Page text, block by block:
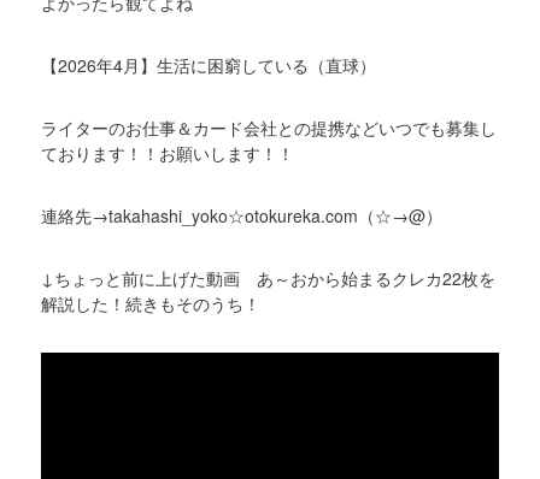
【2026年4月】生活に困窮している（直球）
ライターのお仕事＆カード会社との提携などいつでも募集し
ております！！お願いします！！
連絡先→takahashi_yoko☆otokureka.com（☆→@）
↓ちょっと前に上げた動画 あ～おから始まるクレカ22枚を
解説した！続きもそのうち！